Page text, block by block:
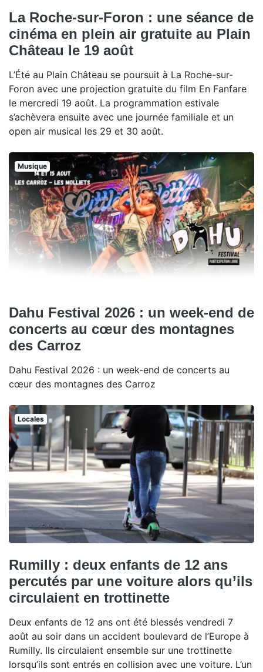
La Roche-sur-Foron : une séance de
cinéma en plein air gratuite au Plain
Château le 19 août
L’Été au Plain Château se poursuit à La Roche-sur-
Foron avec une projection gratuite du film En Fanfare
le mercredi 19 août. La programmation estivale
s’achèvera ensuite avec une journée familiale et un
open air musical les 29 et 30 août.
Musique
Dahu Festival 2026 : un week-end de
concerts au cœur des montagnes
des Carroz
Dahu Festival 2026 : un week-end de concerts au
cœur des montagnes des Carroz
Locales
Rumilly : deux enfants de 12 ans
percutés par une voiture alors qu’ils
circulaient en trottinette
Deux enfants de 12 ans ont été blessés vendredi 7
août au soir dans un accident boulevard de l’Europe à
Rumilly. Ils circulaient ensemble sur une trottinette
lorsqu’ils sont entrés en collision avec une voiture. L’un